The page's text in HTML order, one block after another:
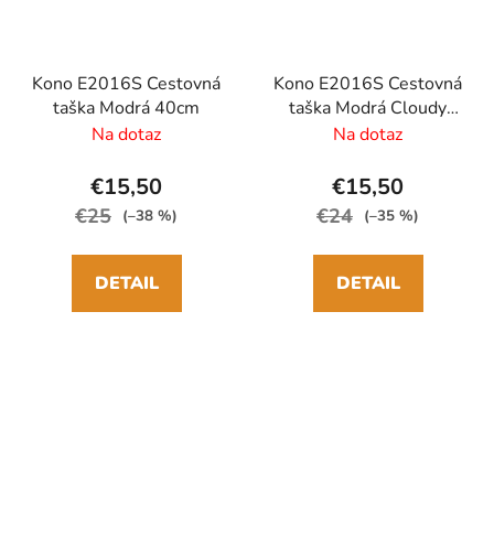
Kono E2016S Cestovná
taška Modrá 40cm
Na dotaz
€15,50
€25 (–38 %)
DETAIL
Kono E2016S Cestovná
taška Modrá Cloudy
blue 40cm
Na dotaz
€15,50
€24 (–35 %)
DETAIL